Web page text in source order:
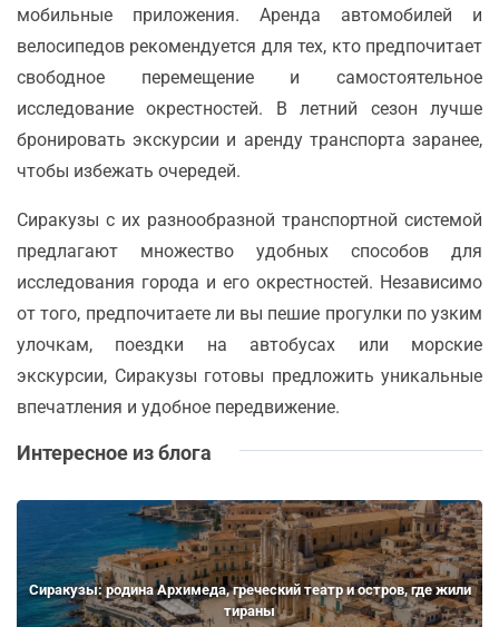
мобильные приложения. Аренда автомобилей и
велосипедов рекомендуется для тех, кто предпочитает
свободное перемещение и самостоятельное
исследование окрестностей. В летний сезон лучше
бронировать экскурсии и аренду транспорта заранее,
чтобы избежать очередей.
Сиракузы с их разнообразной транспортной системой
предлагают множество удобных способов для
исследования города и его окрестностей. Независимо
от того, предпочитаете ли вы пешие прогулки по узким
улочкам, поездки на автобусах или морские
экскурсии, Сиракузы готовы предложить уникальные
впечатления и удобное передвижение.
Интересное из блога
Сиракузы: родина Архимеда, греческий театр и остров, где жили
тираны